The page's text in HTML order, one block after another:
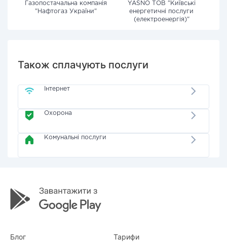
Газопостачальна компанія
"Нафтогаз України"
YASNO ТОВ "Київські
енергетичні послуги
(електроенергія)"
Також сплачують послуги
Інтернет
Охорона
Комунальні послуги
Блог Тарифи